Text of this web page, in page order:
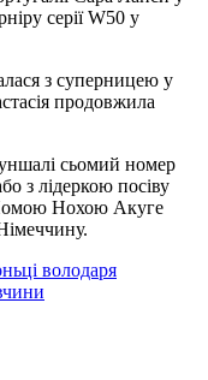
серії W50 у
з суперницею у
продовжила
сьомий номер
з лідеркою посіву
Нохою Акуге
володаря